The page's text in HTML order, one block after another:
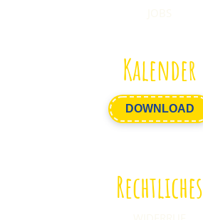
Kalender
DOWNLOAD
Rechtliches